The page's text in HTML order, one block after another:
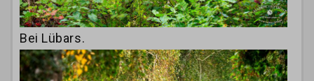
Bei Lübars.